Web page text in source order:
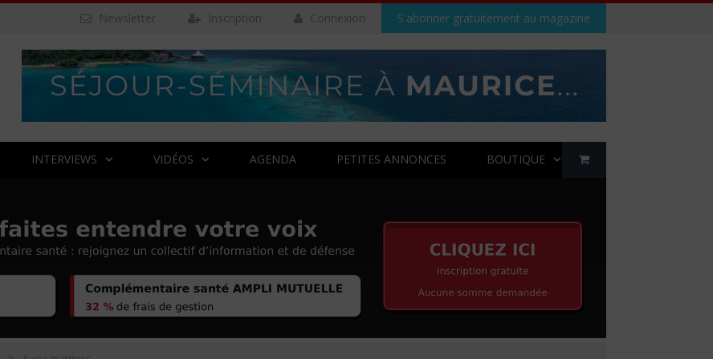
S'abonner gratuitement au magazine
Connexion
Inscription
Newsletter
INTERVIEWS VIDÉOS AGENDA PETITES ANNONCES BOUTIQUE